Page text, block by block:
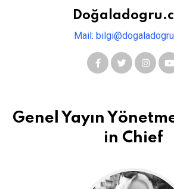
Mail:
Genel Yayın
in Chief